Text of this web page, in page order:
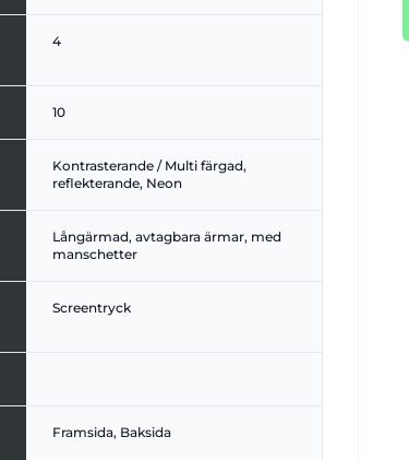
4
10
Kontrasterande / Multi färgad,
reflekterande, Neon
Långärmad, avtagbara ärmar, med
manschetter
Screentryck
Framsida, Baksida